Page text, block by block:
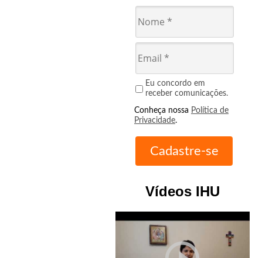
Eu concordo em
receber comunicações.
Conheça nossa Política de
Privacidade.
Vídeos IHU